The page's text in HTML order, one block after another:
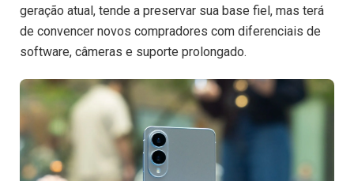
geração atual, tende a preservar sua base fiel, mas terá
de convencer novos compradores com diferenciais de
software, câmeras e suporte prolongado.